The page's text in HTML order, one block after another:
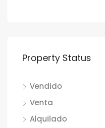
Property Status
Vendido
Venta
Alquilado